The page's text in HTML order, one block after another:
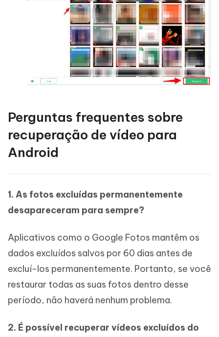
Perguntas frequentes sobre
recuperação de vídeo para
Android
1. As fotos excluídas permanentemente
desapareceram para sempre?
Aplicativos como o Google Fotos mantêm os
dados excluídos salvos por 60 dias antes de
excluí-los permanentemente. Portanto, se você
restaurar todas as suas fotos dentro desse
período, não haverá nenhum problema.
2. É possível recuperar vídeos excluídos do